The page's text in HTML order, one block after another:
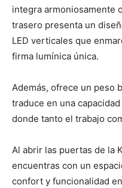
integra armoniosamente
trasero presenta un
LED verticales que
firma lumínica única.
Además, ofrece un peso
traduce en una
donde tanto el trabajo
Al abrir las puertas de la
encuentras con un
confort y funcionalidad